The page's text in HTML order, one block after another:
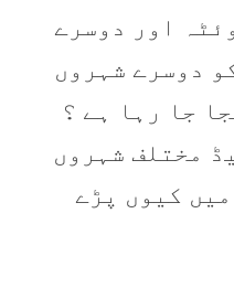
اور دوسرے
دوسرے شہروں
جا رہا ہے ؟
مختلف شہروں
کیوں پڑے